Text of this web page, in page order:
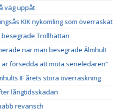
väg uppåt
KIK nykomling som överraskat
besegrade Trollhättan
när man besegrade Älmhult
är försedda att möta serieledaren”
IF årets stora överraskning
långtidsskadan
revansch